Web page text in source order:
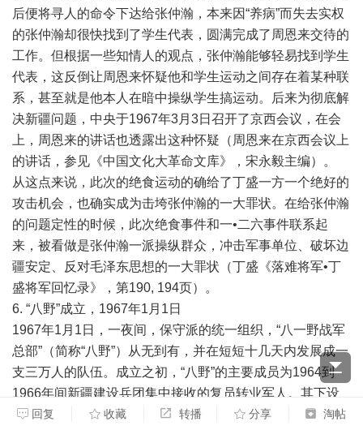
后便将寻人的命令下达给张仲瀚，本来因“养病”而失去实权
的张仲瀚却很快找到了学生代表，圆满完成了周恩来交待的
工作。但根据一些知情人的观点，张仲瀚能够轻易找到学生
代表，这反倒让周恩来怀疑他和学生运动之间存在着某种联
系，甚至就是他本人在暗中操纵学生搞运动。后来为彻底解
决新疆问题，中央于1967年3月3日召开了京西会议，在会
上，周恩来的讲话也透露出这种怀疑（周恩来在京西会议上
的讲话，参见《中国文化大革命文库》，宋永毅主编）。
从这点来说，此次的绝食运动的确给了丁盛一方一个绝好的
攻击机会，也确实成为击垮张仲瀚的一大罪状。在给张仲瀚
的问题定性的时候，此次绝食事件和一•二六事件联系起
来，被看做是张仲瀚一派操纵群众，冲击军事单位、破坏边
疆安定、反对毛泽东思想的一大罪状（丁盛《落难将军•丁
盛将军回忆录》，第190, 194页）。
6. “八野”成立，1967年1月1日
1967年1月1日，一夜间，保守派的统一组织，“八一野战军
总部”（简称“八野”）从无到有，并在短短十几天内发展成一
支三万人的队伍。成立之初，“八野”的主要成员为1964到
1966年间新疆建设兵团集中接收的复员转业军人。其下设
有12个方面军、两个独立师、两个独立团，后扩展到20个
回复 收藏 转播 分享 淘帖